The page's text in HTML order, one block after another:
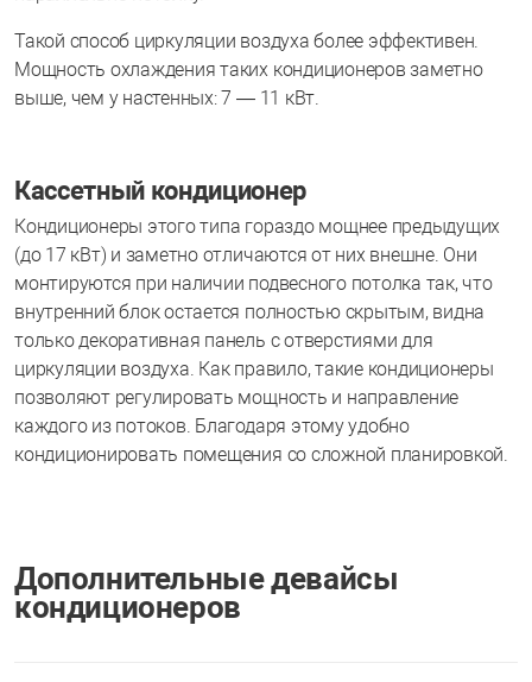
Такой способ циркуляции воздуха более эффективен.
Мощность охлаждения таких кондиционеров заметно
выше, чем у настенных: 7 — 11 кВт.
Кассетный кондиционер
Кондиционеры этого типа гораздо мощнее предыдущих
(до 17 кВт) и заметно отличаются от них внешне. Они
монтируются при наличии подвесного потолка так, что
внутренний блок остается полностью скрытым, видна
только декоративная панель с отверстиями для
циркуляции воздуха. Как правило, такие кондиционеры
позволяют регулировать мощность и направление
каждого из потоков. Благодаря этому удобно
кондиционировать помещения со сложной планировкой.
Дополнительные девайсы
кондиционеров